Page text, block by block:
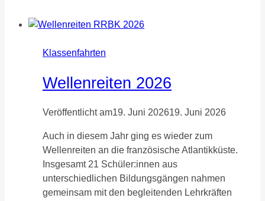
bei
Sonnenschein!
Klassenfahrten
Wellenreiten 2026
Veröffentlicht am19. Juni 202619. Juni 2026
Auch in diesem Jahr ging es wieder zum
Wellenreiten an die französische Atlantikküste.
Insgesamt 21 Schüler:innen aus
unterschiedlichen Bildungsgängen nahmen
gemeinsam mit den begleitenden Lehrkräften